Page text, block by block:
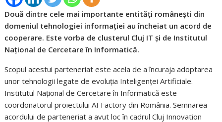
Două dintre cele mai importante entități românești din
domeniul tehnologiei informației au încheiat un acord de
cooperare. Este vorba de clusterul Cluj IT și de Institutul
Național de Cercetare în Informatică.
Scopul acestui parteneriat este acela de a încuraja adoptarea
unor tehnologii legate de evoluția Inteligenței Artificiale.
Institutul Național de Cercetare în Informatică este
coordonatorul proiectului AI Factory din România. Semnarea
acordului de parteneriat a avut loc în cadrul Cluj Innovation